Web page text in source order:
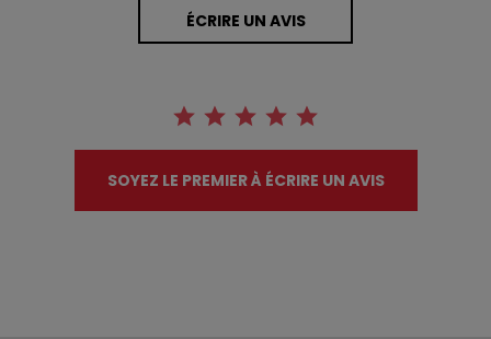
ÉCRIRE UN AVIS
SOYEZ LE PREMIER À ÉCRIRE UN AVIS